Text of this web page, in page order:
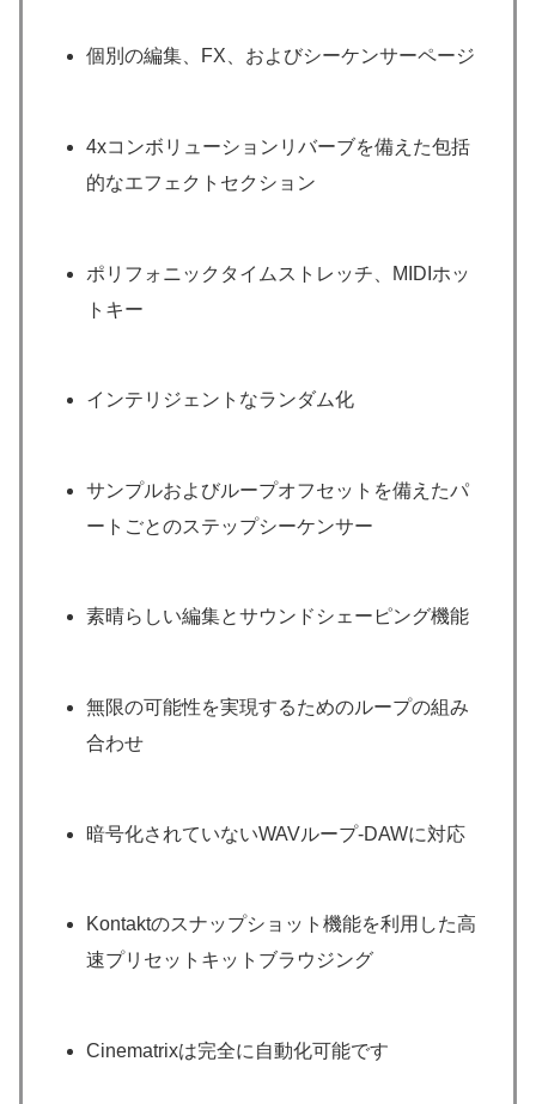
個別の編集、FX、およびシーケンサーページ
4xコンボリューションリバーブを備えた包括
的なエフェクトセクション
ポリフォニックタイムストレッチ、MIDIホッ
トキー
インテリジェントなランダム化
サンプルおよびループオフセットを備えたパ
ートごとのステップシーケンサー
素晴らしい編集とサウンドシェーピング機能
無限の可能性を実現するためのループの組み
合わせ
暗号化されていないWAVループ-DAWに対応
Kontaktのスナップショット機能を利用した高
速プリセットキットブラウジング
Cinematrixは完全に自動化可能です